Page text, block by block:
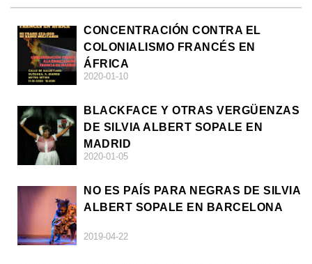
CONCENTRACIÓN CONTRA EL
COLONIALISMO FRANCÉS EN
ÁFRICA
2020-01-10
BLACKFACE Y OTRAS VERGÜENZAS
DE SILVIA ALBERT SOPALE EN
MADRID
2020-01-05
NO ES PAÍS PARA NEGRAS DE SILVIA
ALBERT SOPALE EN BARCELONA
2019-04-22